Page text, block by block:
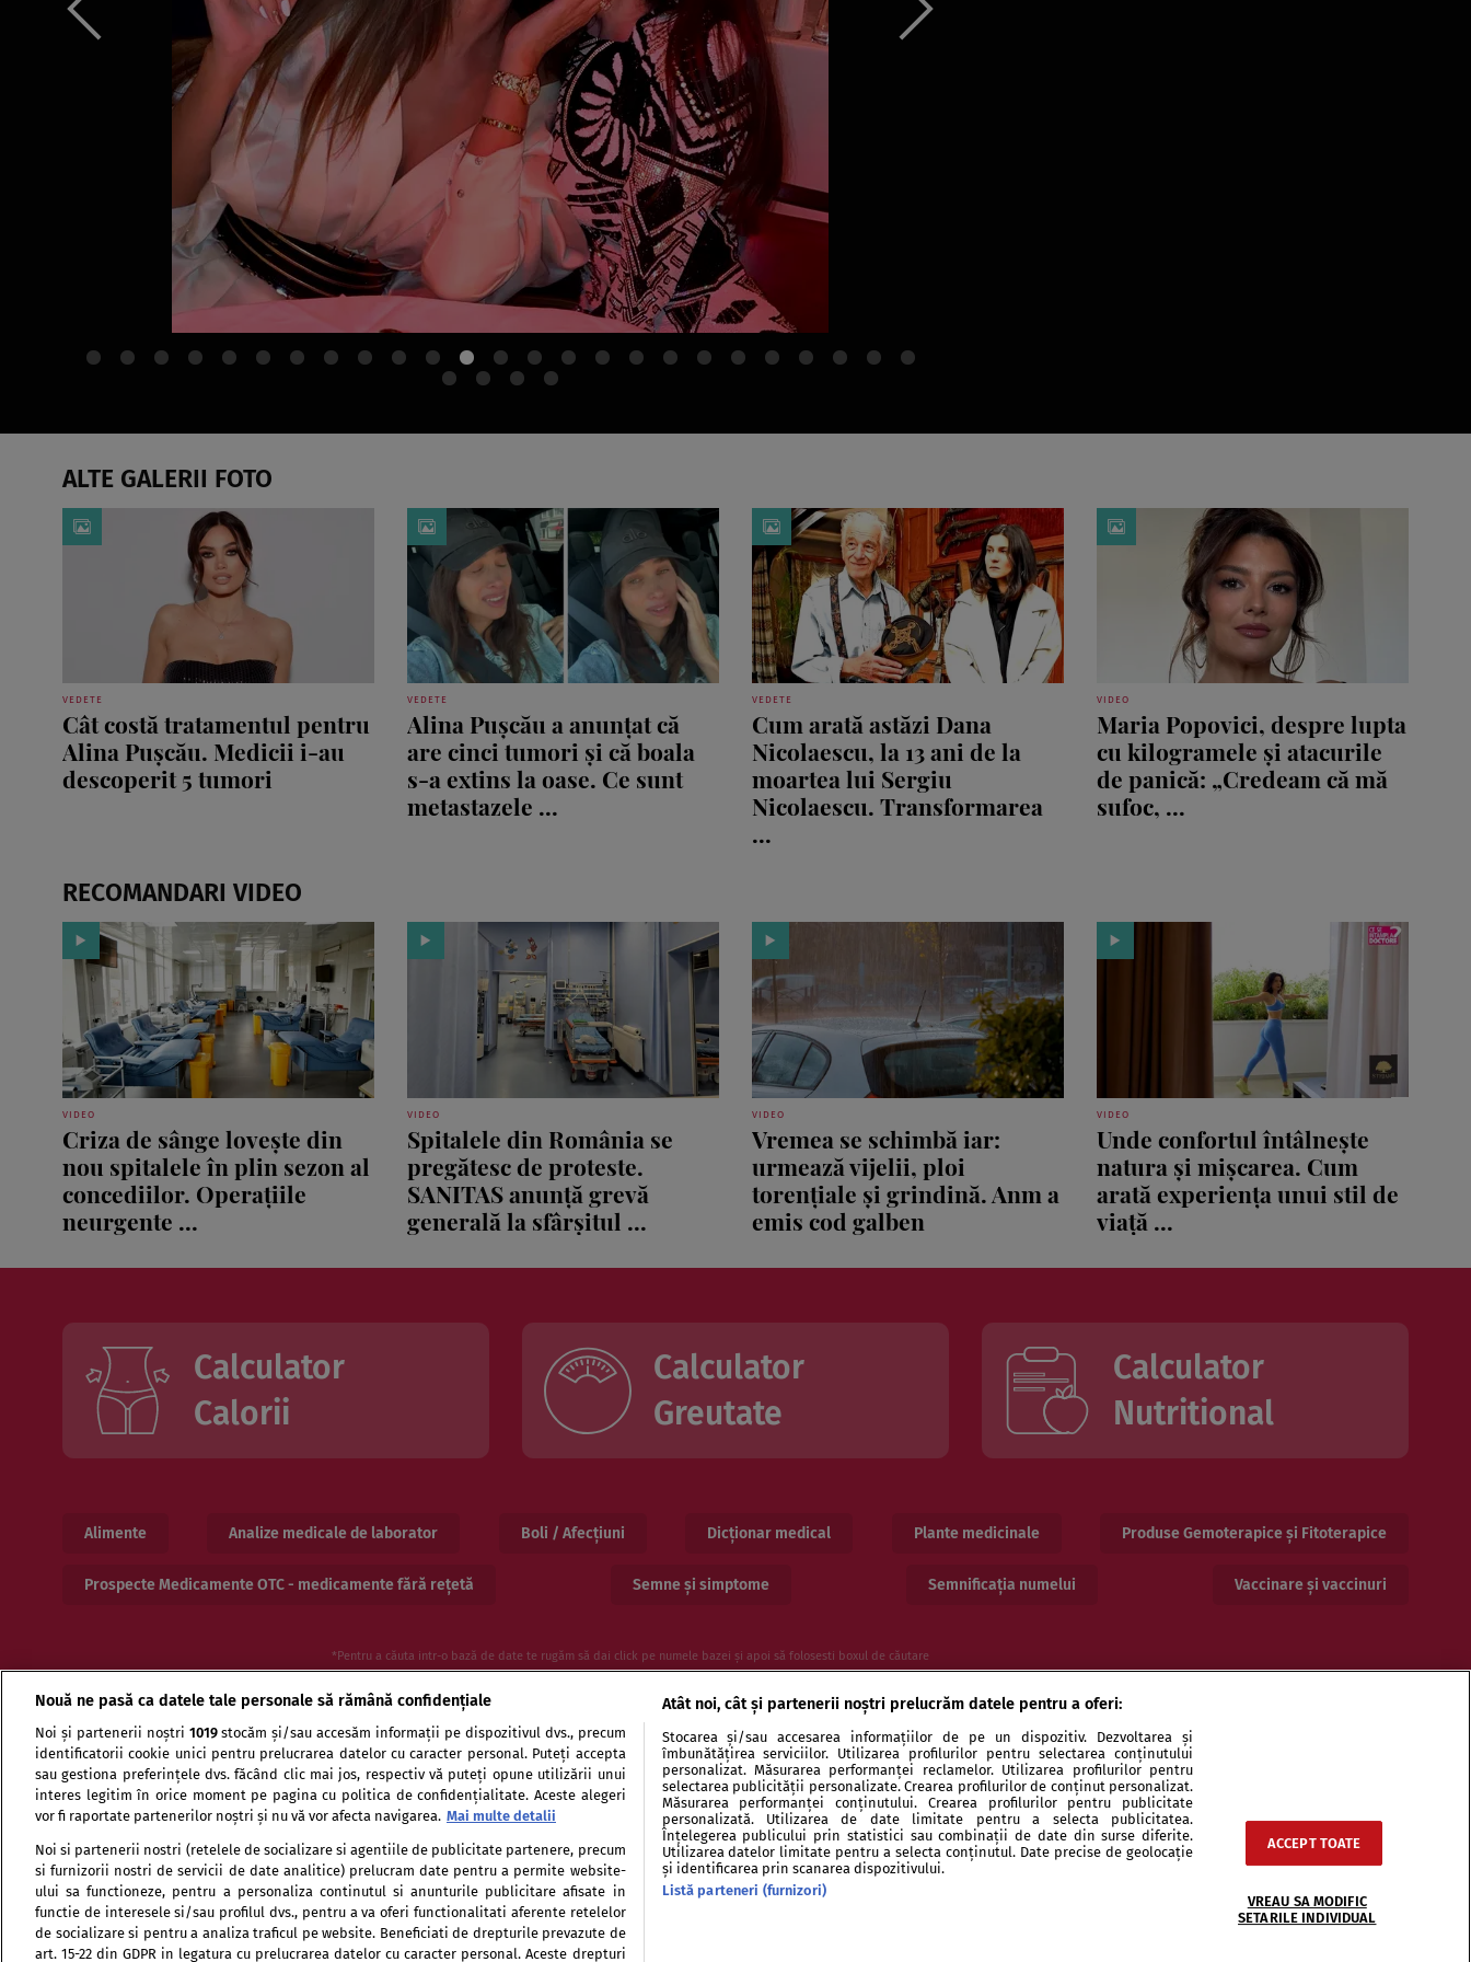
ALTE GALERII FOTO
VEDETE
Cât costă tratamentul pentru
Alina Pușcău. Medicii i-au
descoperit 5 tumori
VEDETE
Alina Pușcău a anunțat că
are cinci tumori și că boala
s-a extins la oase. Ce sunt
metastazele ...
VEDETE
Cum arată astăzi Dana
Nicolaescu, la 13 ani de la
moartea lui Sergiu
Nicolaescu. Transformarea
...
VIDEO
Maria Popovici, despre lupta
cu kilogramele și atacurile
de panică: „Credeam că mă
sufoc, ...
RECOMANDARI VIDEO
VIDEO
Criza de sânge lovește din
nou spitalele în plin sezon al
concediilor. Operațiile
neurgente ...
VIDEO
Spitalele din România se
pregătesc de proteste.
SANITAS anunță grevă
generală la sfârșitul ...
VIDEO
Vremea se schimbă iar:
urmează vijelii, ploi
torențiale și grindină. Anm a
emis cod galben
VIDEO
Unde confortul întâlnește
natura și mișcarea. Cum
arată experiența unui stil de
viață ...
Calculator
Calorii
Calculator
Greutate
Calculator
Nutritional
Alimente Analize medicale de laborator Boli / Afecțiuni Dicționar medical Plante medicinale Produse Gemoterapice și Fitoterapice
Prospecte Medicamente OTC - medicamente fără rețetă Semne și simptome Semnificația numelui Vaccinare și vaccinuri
*Pentru a căuta intr-o bază de date te rugăm să dai click pe numele bazei și apoi să folosesti boxul de căutare
Termeni si conditii de utilizare Politica de confidentialitate Politica de cookies Publicitate Autori și specialiști Echipa Contact Sitemap
Nouă ne pasă ca datele tale personale să rămână confidențiale
Noi și partenerii noștri 1019stocăm și/sau accesăm informații pe dispozitivul dvs., precum
identificatorii cookie unici pentru prelucrarea datelor cu caracter personal. Puteți accepta
sau gestiona preferințele dvs. făcând clic mai jos, respectiv vă puteți opune utilizării unui
interes legitim în orice moment pe pagina cu politica de confidențialitate. Aceste alegeri
vor fi raportate partenerilor noștri și nu vă vor afecta navigarea. Mai multe detalii
Noi si partenerii nostri (retelele de socializare si agentiile de publicitate partenere, precum
si furnizorii nostri de servicii de date analitice) prelucram date pentru a permite website-
ului sa functioneze, pentru a personaliza continutul si anunturile publicitare afisate in
functie de interesele si/sau profilul dvs., pentru a va oferi functionalitati aferente retelelor
de socializare si pentru a analiza traficul pe website. Beneficiati de drepturile prevazute de
art. 15-22 din GDPR in legatura cu prelucrarea datelor cu caracter personal. Aceste drepturi
Atât noi, cât și partenerii noștri prelucrăm datele pentru a oferi:
Stocarea și/sau accesarea informațiilor de pe un dispozitiv. Dezvoltarea și
îmbunătățirea serviciilor. Utilizarea profilurilor pentru selectarea conținutului
personalizat. Măsurarea performanței reclamelor. Utilizarea profilurilor pentru
selectarea publicității personalizate. Crearea profilurilor de conținut personalizat.
Măsurarea performanței conținutului. Crearea profilurilor pentru publicitate
personalizată. Utilizarea de date limitate pentru a selecta publicitatea.
Înțelegerea publicului prin statistici sau combinații de date din surse diferite.
Utilizarea datelor limitate pentru a selecta conținutul. Date precise de geolocație
și identificarea prin scanarea dispozitivului.
Listă parteneri (furnizori)
ACCEPT TOATE
VREAU SA MODIFIC
SETARILE INDIVIDUAL